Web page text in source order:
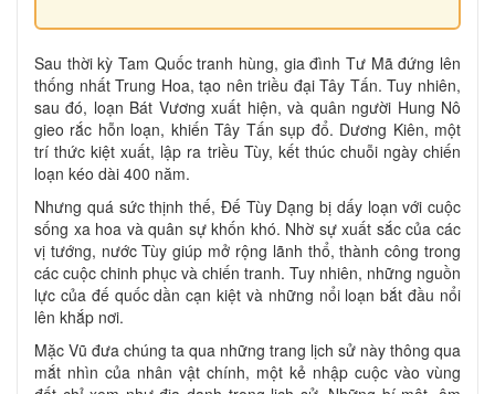
Sau thời kỳ Tam Quốc tranh hùng, gia đình Tư Mã đứng lên
thống nhất Trung Hoa, tạo nên triều đại Tây Tấn. Tuy nhiên,
sau đó, loạn Bát Vương xuất hiện, và quân người Hung Nô
gieo rắc hỗn loạn, khiến Tây Tấn sụp đổ. Dương Kiên, một
trí thức kiệt xuất, lập ra triều Tùy, kết thúc chuỗi ngày chiến
loạn kéo dài 400 năm.
Nhưng quá sức thịnh thế, Đế Tùy Dạng bị dấy loạn với cuộc
sống xa hoa và quân sự khốn khó. Nhờ sự xuất sắc của các
vị tướng, nước Tùy giúp mở rộng lãnh thổ, thành công trong
các cuộc chinh phục và chiến tranh. Tuy nhiên, những nguồn
lực của đế quốc dần cạn kiệt và những nổi loạn bắt đầu nổi
lên khắp nơi.
Mặc Vũ đưa chúng ta qua những trang lịch sử này thông qua
mắt nhìn của nhân vật chính, một kẻ nhập cuộc vào vùng